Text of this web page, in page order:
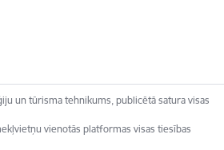
un tūrisma tehnikums, publicētā satura visas
vienotās platformas visas tiesības